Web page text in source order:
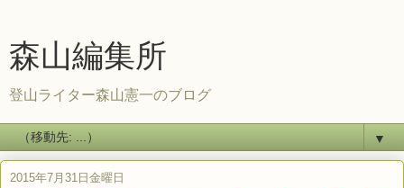
森山編集所
登山ライター森山憲一のブログ
▼
2015年7月31日金曜日